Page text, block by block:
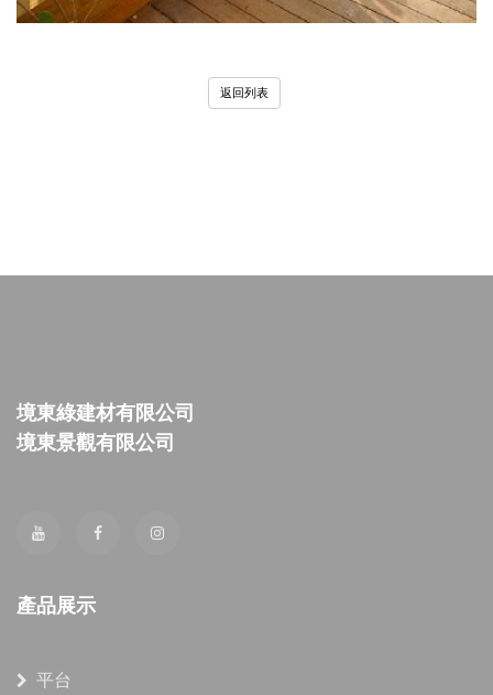
返回列表
境東綠建材有限公司
境東景觀有限公司
產品展示
平台